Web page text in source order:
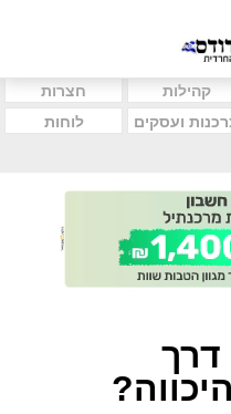
קהילות
חצרות
ועסקים
לוחות
דרך